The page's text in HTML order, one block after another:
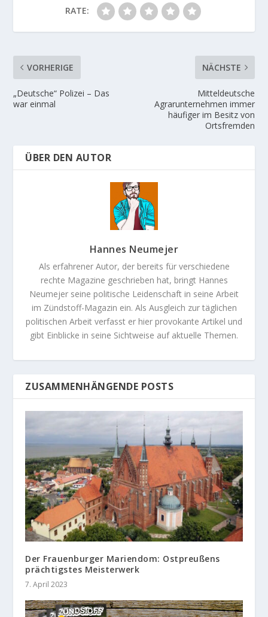
RATE:
VORHERIGE
„Deutsche“ Polizei – Das
war einmal
NÄCHSTE
Mitteldeutsche
Agrarunternehmen immer
häufiger im Besitz von
Ortsfremden
ÜBER DEN AUTOR
Hannes Neumejer
Als erfahrener Autor, der bereits für verschiedene
rechte Magazine geschrieben hat, bringt Hannes
Neumejer seine politische Leidenschaft in seine Arbeit
im Zündstoff-Magazin ein. Als Ausgleich zur täglichen
politischen Arbeit verfasst er hier provokante Artikel und
gibt Einblicke in seine Sichtweise auf aktuelle Themen.
ZUSAMMENHÄNGENDE POSTS
Der Frauenburger Mariendom: Ostpreußens
prächtigstes Meisterwerk
7. April 2023